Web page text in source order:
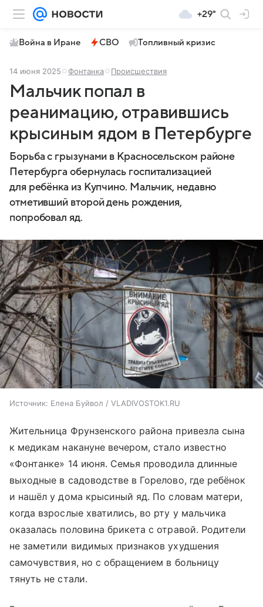
+29°
Война в Иране СВО Топливный кризис
14 июня 2025 Фонтанка Происшествия
Мальчик попал в
реанимацию, отравившись
крысиным ядом в Петербурге
Борьба с грызунами в Красносельском районе
Петербурга обернулась госпитализацией
для ребёнка из Купчино. Мальчик, недавно
отметивший второй день рождения,
попробовал яд.
Источник: Елена Буйвол / VLADIVOSTOK1.RU
Жительница Фрунзенского района привезла сына
к медикам накануне вечером, стало известно
«Фонтанке» 14 июня. Семья проводила длинные
выходные в садоводстве в Горелово, где ребёнок
и нашёл у дома крысиный яд. По словам матери,
когда взрослые хватились, во рту у мальчика
оказалась половина брикета с отравой. Родители
не заметили видимых признаков ухудшения
самочувствия, но с обращением в больницу
тянуть не стали.